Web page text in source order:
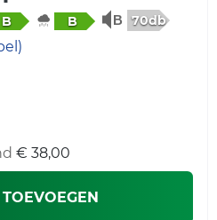
B B 70db
€ 38,00
TOEVOEGEN